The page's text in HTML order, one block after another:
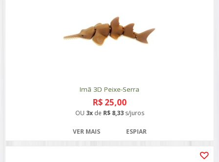
Imã 3D Peixe-Serra
R$ 25,00
OU 3xde R$ 8,33s/juros
VER MAIS ESPIAR